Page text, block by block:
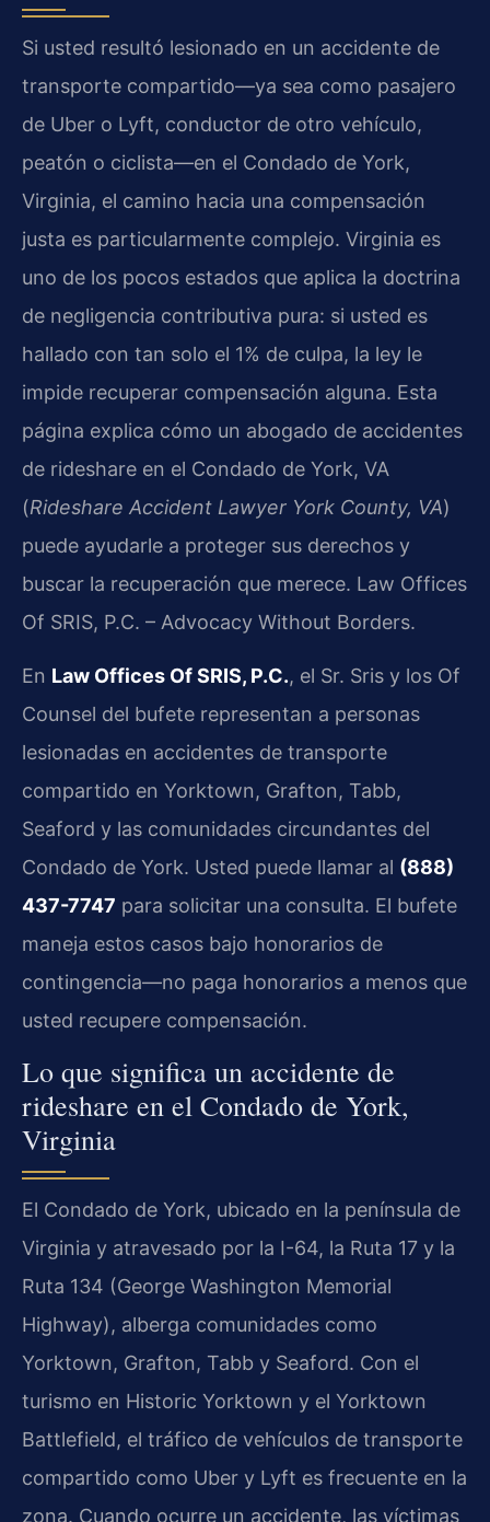
Si usted resultó lesionado en un accidente de
transporte compartido—ya sea como pasajero
de Uber o Lyft, conductor de otro vehículo,
peatón o ciclista—en el Condado de York,
Virginia, el camino hacia una compensación
justa es particularmente complejo. Virginia es
uno de los pocos estados que aplica la doctrina
de negligencia contributiva pura: si usted es
hallado con tan solo el 1% de culpa, la ley le
impide recuperar compensación alguna. Esta
página explica cómo un abogado de accidentes
de rideshare en el Condado de York, VA
(Rideshare Accident Lawyer York County, VA)
puede ayudarle a proteger sus derechos y
buscar la recuperación que merece. Law Offices
Of SRIS, P.C. – Advocacy Without Borders.
En Law Offices Of SRIS, P.C., el Sr. Sris y los Of
Counsel del bufete representan a personas
lesionadas en accidentes de transporte
compartido en Yorktown, Grafton, Tabb,
Seaford y las comunidades circundantes del
Condado de York. Usted puede llamar al (888)
437-7747 para solicitar una consulta. El bufete
maneja estos casos bajo honorarios de
contingencia—no paga honorarios a menos que
usted recupere compensación.
Lo que significa un accidente de
rideshare en el Condado de York,
Virginia
El Condado de York, ubicado en la península de
Virginia y atravesado por la I-64, la Ruta 17 y la
Ruta 134 (George Washington Memorial
Highway), alberga comunidades como
Yorktown, Grafton, Tabb y Seaford. Con el
turismo en Historic Yorktown y el Yorktown
Battlefield, el tráfico de vehículos de transporte
compartido como Uber y Lyft es frecuente en la
zona. Cuando ocurre un accidente, las víctimas